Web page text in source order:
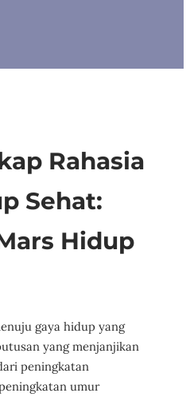
Rahasia
Sehat:
Hidup
gaya hidup yang
yang menjanjikan
peningkatan
umur